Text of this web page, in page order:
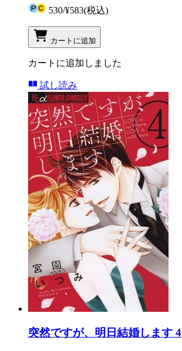
530/¥583(税込)
カートに追加
カートに追加しました
試し読み
突然ですが、明日結婚します 4